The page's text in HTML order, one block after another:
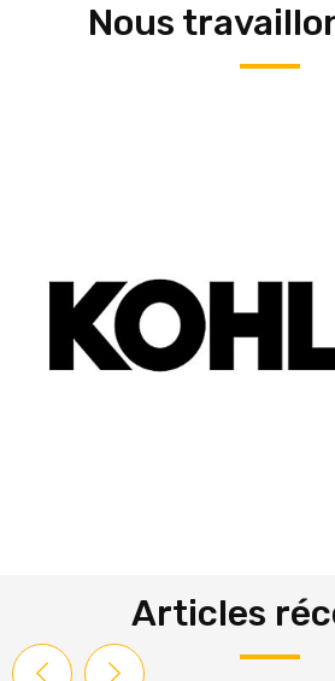
Nous
Articles